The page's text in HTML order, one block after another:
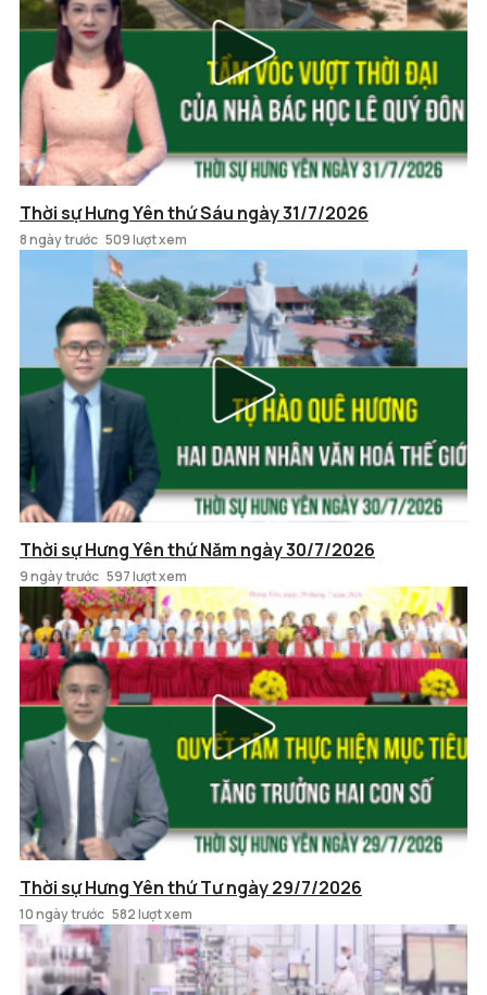
Thời sự Hưng Yên thứ Sáu ngày 31/7/2026
8 ngày trước 509 lượt xem
Thời sự Hưng Yên thứ Năm ngày 30/7/2026
9 ngày trước 597 lượt xem
Thời sự Hưng Yên thứ Tư ngày 29/7/2026
10 ngày trước 582 lượt xem